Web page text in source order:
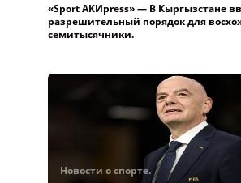
«Sport АКИpress» — В Кыргызстане
разрешительный порядок для
семитысячники.
Новости о спорте.